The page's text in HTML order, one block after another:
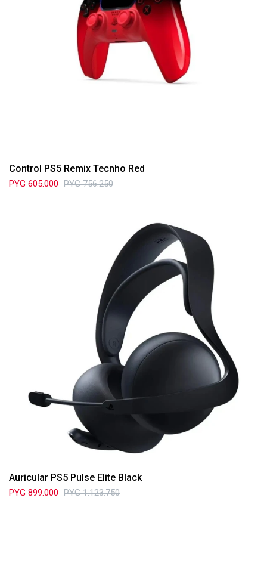
Control PS5 Remix Tecnho Red
PYG 605.000 PYG 756.250
Auricular PS5 Pulse Elite Black
PYG 899.000 PYG 1.123.750